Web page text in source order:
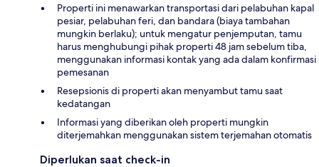
Properti ini menawarkan transportasi dari pelabuhan kapal
pesiar, pelabuhan feri, dan bandara (biaya tambahan
mungkin berlaku); untuk mengatur penjemputan, tamu
harus menghubungi pihak properti 48 jam sebelum tiba,
menggunakan informasi kontak yang ada dalam konfirmasi
pemesanan
Resepsionis di properti akan menyambut tamu saat
kedatangan
Informasi yang diberikan oleh properti mungkin
diterjemahkan menggunakan sistem terjemahan otomatis
Diperlukan saat check-in